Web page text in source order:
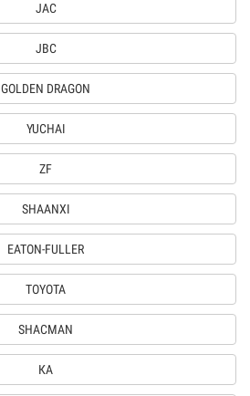
JAC
JBC
GOLDEN DRAGON
YUCHAI
ZF
SHAANXI
EATON-FULLER
TOYOTA
SHACMAN
КА